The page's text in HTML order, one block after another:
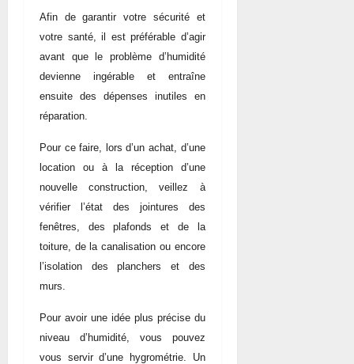
Afin de garantir votre sécurité et
votre santé, il est préférable d’agir
avant que le problème d’humidité
devienne ingérable et entraîne
ensuite des dépenses inutiles en
réparation.
Pour ce faire, lors d’un achat, d’une
location ou à la réception d’une
nouvelle construction, veillez à
vérifier l’état des jointures des
fenêtres, des plafonds et de la
toiture, de la canalisation ou encore
l’isolation des planchers et des
murs.
Pour avoir une idée plus précise du
niveau d’humidité, vous pouvez
vous servir d’une hygrométrie. Un